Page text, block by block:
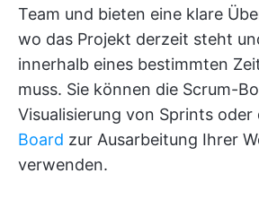
Team und bieten eine klare
wo das Projekt derzeit steht
innerhalb eines bestimmten
muss. Sie können die Scrum-
Visualisierung von Sprints oder
Board zur Ausarbeitung Ihrer
verwenden.